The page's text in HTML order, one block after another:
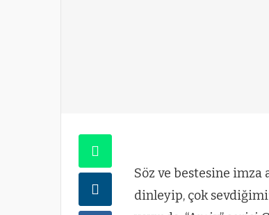
Söz ve bestesine imza
dinleyip, çok